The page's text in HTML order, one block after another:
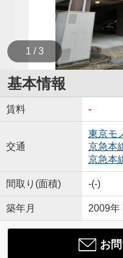
1 / 3
基本情報
賃料 -
交通
東京モ
京急本
京急本
間取り(面積) -(-)
築年月 2009年
お